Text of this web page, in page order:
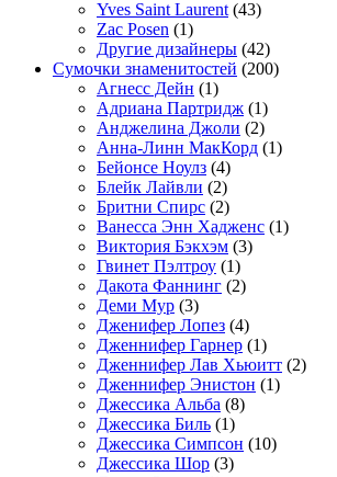
Yves Saint Laurent (43)
Zac Posen (1)
Другие дизайнеры (42)
Сумочки знаменитостей (200)
Агнесс Дейн (1)
Адриана Партридж (1)
Анджелина Джоли (2)
Анна-Линн МакКорд (1)
Бейонсе Ноулз (4)
Блейк Лайвли (2)
Бритни Спирс (2)
Ванесса Энн Хадженс (1)
Виктория Бэкхэм (3)
Гвинет Пэлтроу (1)
Дакота Фаннинг (2)
Деми Мур (3)
Дженифер Лопез (4)
Дженнифер Гарнер (1)
Дженнифер Лав Хьюитт (2)
Дженнифер Энистон (1)
Джессика Альба (8)
Джессика Биль (1)
Джессика Симпсон (10)
Джессика Шор (3)